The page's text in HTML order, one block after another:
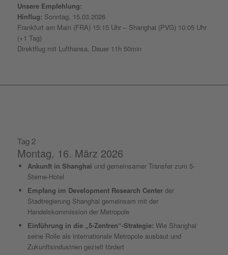
Unsere Empfehlung:
Hinflug: Sonntag, 15.03.2026
Frankfurt am Main (FRA) 15:15 Uhr – Shanghai (PVG) 10:05 Uhr
(+1 Tag)
Direktflug mit Lufthansa, Dauer 11h 50min
Tag 2
Montag, 16. März 2026
Ankunft in Shanghai und gemeinsamer Transfer zum 5-
Sterne-Hotel
Empfang im Development Research Centerder
Stadtregierung Shanghai gemeinsam mit der
Handelskommission der Metropole
Einführung in die „5-Zentren“-Strategie: Wie Shanghai
seine Rolle als internationale Metropole ausbaut und
Zukunftsindustrien gezielt fördert